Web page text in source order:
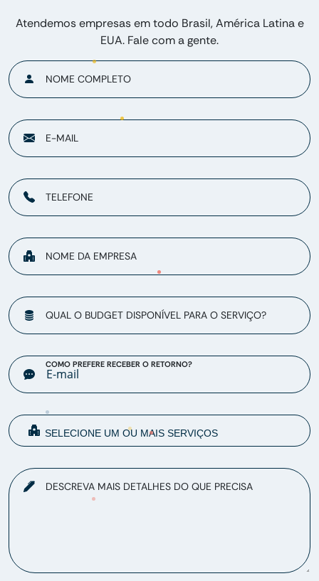
Atendemos empresas em todo Brasil, América Latina e
EUA. Fale com a gente.
NOME COMPLETO
E-MAIL
TELEFONE
NOME DA EMPRESA
QUAL O BUDGET DISPONÍVEL PARA O SERVIÇO?
COMO PREFERE RECEBER O RETORNO?
DESCREVA MAIS DETALHES DO QUE PRECISA